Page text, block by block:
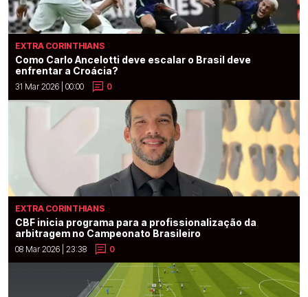
EXTRA CORINTHIANS
Como Carlo Ancelotti deve escalar o Brasil deve
enfrentar a Croácia?
31 Mar 2026 | 00:00 0
EXTRA CORINTHIANS
CBF inicia programa para a profissionalização da
arbitragem no Campeonato Brasileiro
08 Mar 2026 | 23:38 0